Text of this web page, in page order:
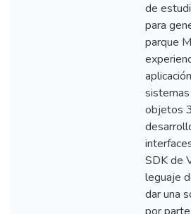
de
para
parque
objetos
SDK de
leguaje
dar una